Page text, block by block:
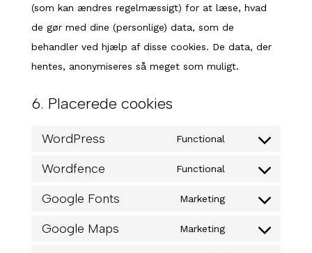
(som kan ændres regelmæssigt) for at læse, hvad
de gør med dine (personlige) data, som de
behandler ved hjælp af disse cookies. De data, der
hentes, anonymiseres så meget som muligt.
6. Placerede cookies
WordPress
Functional
Consent
wordpress
Wordfence
Functional
Consent
wordfence
Google Fonts
Marketing
Consent
Google Maps
Marketing
Consent